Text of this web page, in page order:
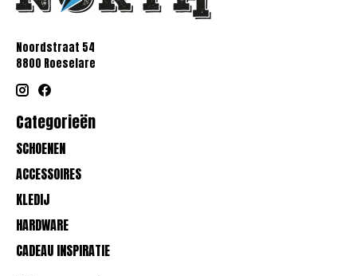
Noordstraat 54
8800 Roeselare
Categorieën
SCHOENEN
ACCESSOIRES
KLEDIJ
HARDWARE
CADEAU INSPIRATIE